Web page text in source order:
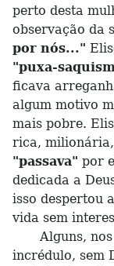
perto desta
observação da
por nós..."
"puxa-
ficava
algum motivo
mais pobre.
rica,
"passava" por
dedicada a
isso despertou
vida sem
Alguns, nos
incrédulo, sem